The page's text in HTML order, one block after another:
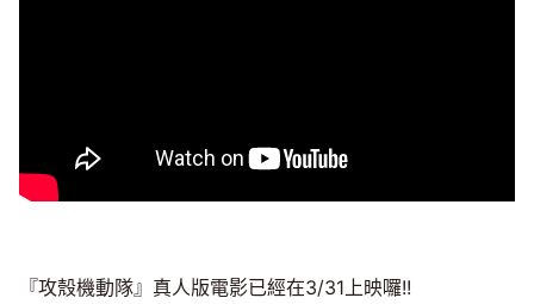
『攻殼機動隊』真人版電影已經在3/31上映囉!!